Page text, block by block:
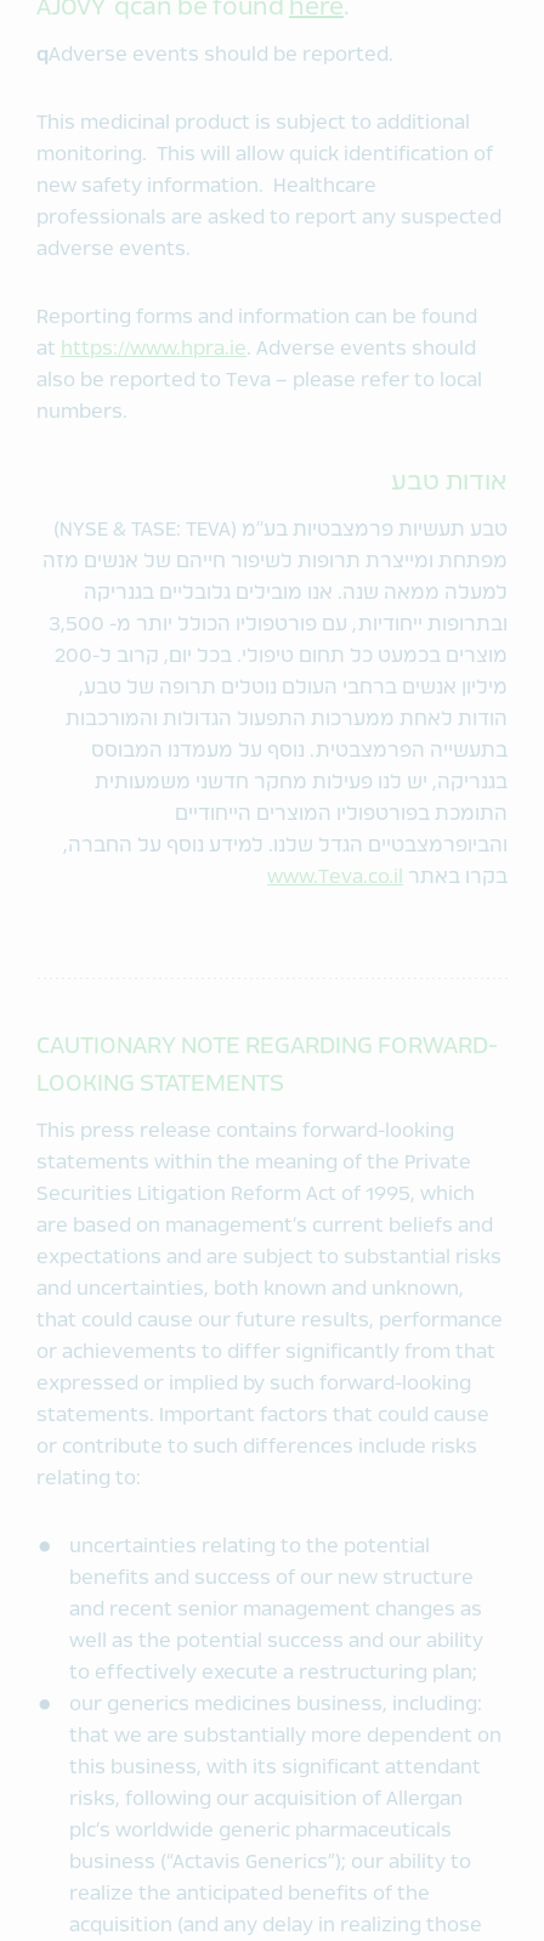
AJOVY qcan be found here.
qAdverse events should be reported.
This medicinal product is subject to additional
monitoring. This will allow quick identification of
new safety information. Healthcare
professionals are asked to report any suspected
adverse events.
Reporting forms and information can be found
at https://www.hpra.ie. Adverse events should
also be reported to Teva – please refer to local
numbers.
אודות טבע
טבע תעשיות פרמצבטיות בע"מ (NYSE & TASE: TEVA)
מפתחת ומייצרת תרופות לשיפור חייהם של אנשים מזה
למעלה ממאה שנה. אנו מובילים גלובליים בגנריקה
ובתרופות ייחודיות, עם פורטפוליו הכולל יותר מ- 3,500
מוצרים בכמעט כל תחום טיפולי. בכל יום, קרוב ל-200
מיליון אנשים ברחבי העולם נוטלים תרופה של טבע,
הודות לאחת ממערכות התפעול הגדולות והמורכבות
בתעשייה הפרמצבטית. נוסף על מעמדנו המבוסס
בגנריקה, יש לנו פעילות מחקר חדשני משמעותית
התומכת בפורטפוליו המוצרים הייחודיים
והביופרמצבטיים הגדל שלנו. למידע נוסף על החברה,
בקרו באתר
www.Teva.co.il
CAUTIONARY NOTE REGARDING FORWARD-
LOOKING STATEMENTS
This press release contains forward-looking
statements within the meaning of the Private
Securities Litigation Reform Act of 1995, which
are based on management’s current beliefs and
expectations and are subject to substantial risks
and uncertainties, both known and unknown,
that could cause our future results, performance
or achievements to differ significantly from that
expressed or implied by such forward-looking
statements. Important factors that could cause
or contribute to such differences include risks
relating to:
uncertainties relating to the potential
benefits and success of our new structure
and recent senior management changes as
well as the potential success and our ability
to effectively execute a restructuring plan;
our generics medicines business, including:
that we are substantially more dependent on
this business, with its significant attendant
risks, following our acquisition of Allergan
plc’s worldwide generic pharmaceuticals
business (“Actavis Generics”); our ability to
realize the anticipated benefits of the
acquisition (and any delay in realizing those